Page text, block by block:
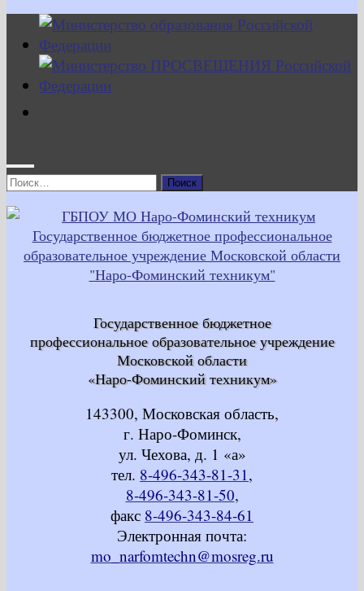
Найти:
Государственное бюджетное
профессиональное образовательное учреждение
Московской области
«Наро-Фоминский техникум»
143300, Московская область,
г. Наро-Фоминск,
ул. Чехова, д. 1 «а»
тел. 8-496-343-81-31,
8-496-343-81-50,
факс 8-496-343-84-61
Электронная почта:
mo_narfomtechn@mosreg.ru